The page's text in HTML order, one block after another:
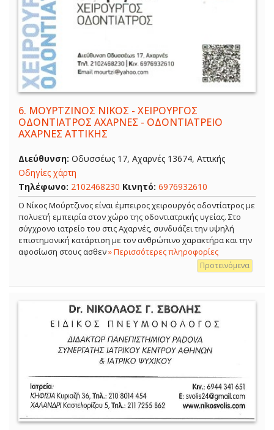
6. ΜΟΥΡΤΖΙΝΟΣ ΝΙΚΟΣ - ΧΕΙΡΟΥΡΓΟΣ
ΟΔΟΝΤΙΑΤΡΟΣ ΑΧΑΡΝΕΣ - ΟΔΟΝΤΙΑΤΡΕΙΟ
ΑΧΑΡΝΕΣ ΑΤΤΙΚΗΣ
Διεύθυνση: Οδυσσέως 17, Αχαρνές 13674, Αττικής
Οδηγίες χάρτη
Τηλέφωνο: 2102468230 Κινητό: 6976932610
Ο Νίκος Μούρτζινος είναι έμπειρος χειρουργός οδοντίατρος με
πολυετή εμπειρία στον χώρο της οδοντιατρικής υγείας. Στο
σύγχρονο ιατρείο του στις Αχαρνές, συνδυάζει την υψηλή
επιστημονική κατάρτιση με τον ανθρώπινο χαρακτήρα και την
αφοσίωση στους ασθεν» Περισσότερες πληροφορίες
Προτεινόμενα